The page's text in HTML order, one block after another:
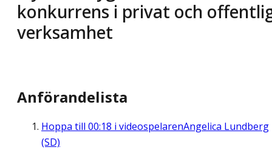
konkurrens i privat och
verksamhet
Anförandelista
Hoppa till 00:18 i videospelarenAngelica Lundberg
(SD)